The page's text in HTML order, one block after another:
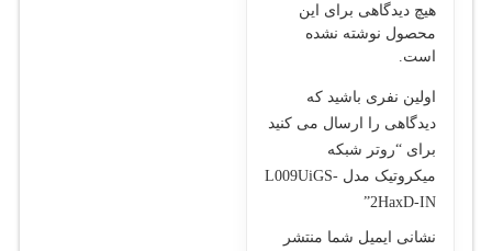
هیچ دیدگاهی برای این
محصول نوشته نشده
است.
اولین نفری باشید که
دیدگاهی را ارسال می کنید
برای “روتر شبکه
میکروتیک مدل L009UiGS-
2HaxD-IN”
نشانی ایمیل شما منتشر